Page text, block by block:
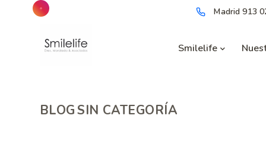
Madrid913
Smilelife
BLOGSIN CATEGORÍA